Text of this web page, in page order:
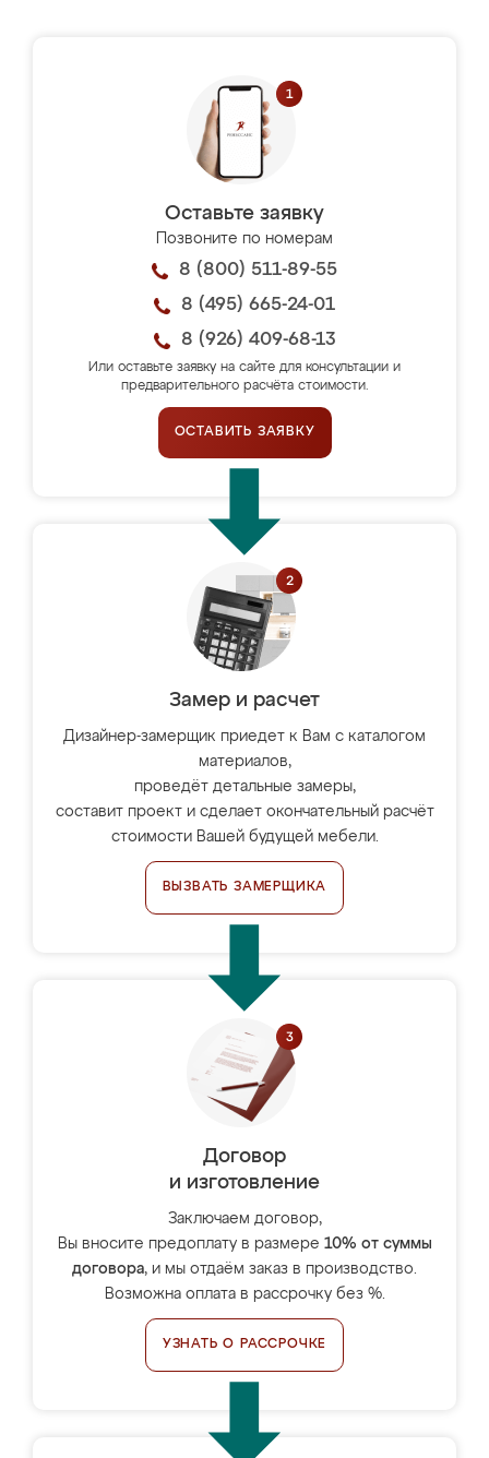
Оставьте заявку
Позвоните по номерам
8 (800) 511-89-55
8 (495) 665-24-01
8 (926) 409-68-13
Или оставьте заявку на сайте для консультации и
предварительного расчёта стоимости.
ОСТАВИТЬ ЗАЯВКУ
Замер и расчет
Дизайнер-замерщик приедет к Вам с каталогом
материалов,
проведёт детальные замеры,
составит проект и сделает окончательный расчёт
стоимости Вашей будущей мебели.
ВЫЗВАТЬ ЗАМЕРЩИКА
Договор
и изготовление
Заключаем договор,
Вы вносите предоплату в размере 10% от суммы
договора, и мы отдаём заказ в производство.
Возможна оплата в рассрочку без %.
УЗНАТЬ О РАССРОЧКЕ